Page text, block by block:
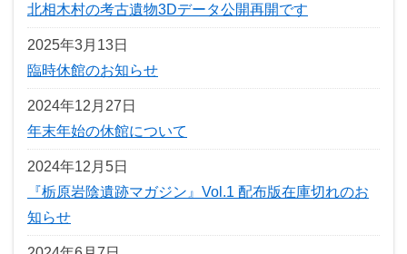
北相木村の考古遺物3Dデータ公開再開です
2025年3月13日
臨時休館のお知らせ
2024年12月27日
年末年始の休館について
2024年12月5日
『栃原岩陰遺跡マガジン』Vol.1 配布版在庫切れのお
知らせ